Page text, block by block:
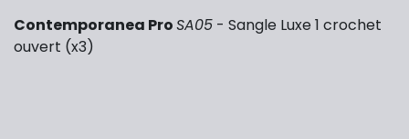
Contemporanea ProSA05 - Sangle Luxe 1 crochet
ouvert (x3)